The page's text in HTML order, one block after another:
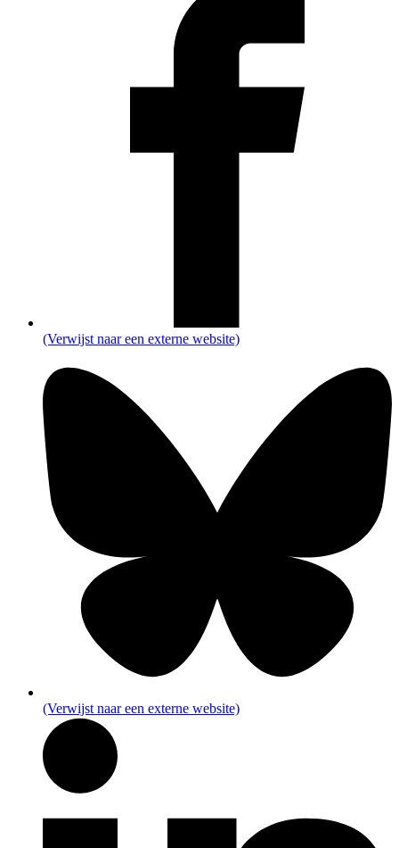
(Verwijst naar een externe website)
(Verwijst naar een externe website)